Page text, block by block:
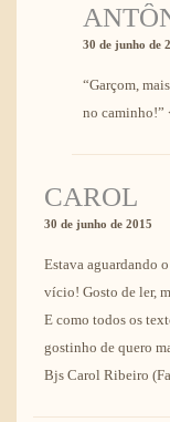
30 de junho de
“Garçom,
no caminho!”
CAROL
30 de junho de 2015
Estava aguardando
vício! Gosto de ler,
E como todos os
gostinho de quero
Bjs Carol Ribeiro